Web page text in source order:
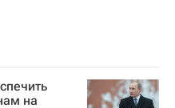
на